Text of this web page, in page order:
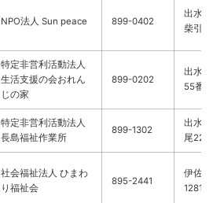
NPO法人 Sun peace 899-0402
出水
柴引
特定非営利活動法人
生活支援の会おれん
じの家
899-0202
出水
55番
特定非営利活動法人
長島福祉作業所
899-1302
出水
尾221
社会福祉法人 ひまわ
り福祉会
895-2441
伊佐
1281